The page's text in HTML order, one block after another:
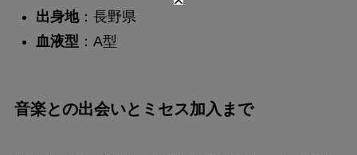
出身地：長野県
血液型 ：A型
音楽との出会いとミセス加入まで